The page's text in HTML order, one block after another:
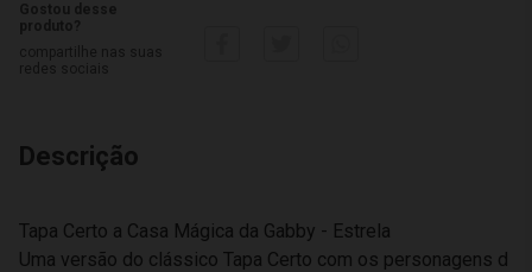
Descrição
Tapa Certo a Casa Mágica da Gabby - Estrela
Uma versão do clássico Tapa Certo com os personagens d